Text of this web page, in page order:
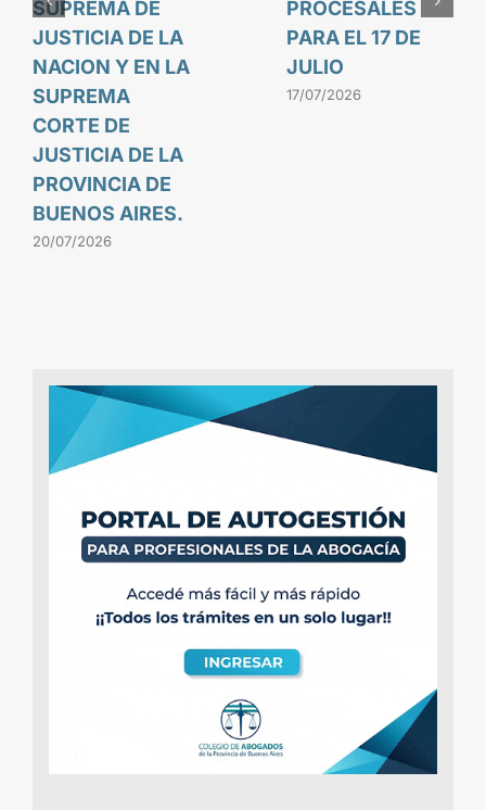
SUPREMA DE
JUSTICIA DE LA
NACION Y EN LA
SUPREMA
CORTE DE
JUSTICIA DE LA
PROVINCIA DE
BUENOS AIRES.
20/07/2026
PROCESALES
PARA EL 17 DE
JULIO
17/07/2026